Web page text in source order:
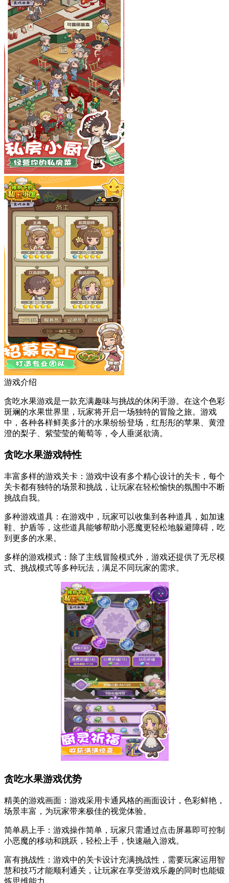
游戏介绍
贪吃水果游戏是一款充满趣味与挑战的休闲手游。在这个色彩
斑斓的水果世界里，玩家将开启一场独特的冒险之旅。游戏
中，各种各样鲜美多汁的水果纷纷登场，红彤彤的苹果、黄澄
澄的梨子、紫莹莹的葡萄等，令人垂涎欲滴。
贪吃水果游戏特性
丰富多样的游戏关卡：游戏中设有多个精心设计的关卡，每个
关卡都有独特的场景和挑战，让玩家在轻松愉快的氛围中不断
挑战自我。
多种游戏道具：在游戏中，玩家可以收集到各种道具，如加速
鞋、护盾等，这些道具能够帮助小恶魔更轻松地躲避障碍，吃
到更多的水果。
多样的游戏模式：除了主线冒险模式外，游戏还提供了无尽模
式、挑战模式等多种玩法，满足不同玩家的需求。
贪吃水果游戏优势
精美的游戏画面：游戏采用卡通风格的画面设计，色彩鲜艳，
场景丰富，为玩家带来极佳的视觉体验。
简单易上手：游戏操作简单，玩家只需通过点击屏幕即可控制
小恶魔的移动和跳跃，轻松上手，快速融入游戏。
富有挑战性：游戏中的关卡设计充满挑战性，需要玩家运用智
慧和技巧才能顺利通关，让玩家在享受游戏乐趣的同时也能锻
炼思维能力。